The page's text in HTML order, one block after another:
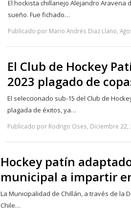
El hockista chillanejo Alejandro Aravena
sueño. Fue fichado…
Publicado por Mario Andrés Diaz Llano,
El Club de Hockey
2023 plagado de
El seleccionado sub-15 del Club de
plagada de éxitos, ya…
Publicado por Rodrigo Oses, Diciembre 22,
Hockey patín
municipal a impartir
La Municipalidad de Chillán, a través de la
Chile…